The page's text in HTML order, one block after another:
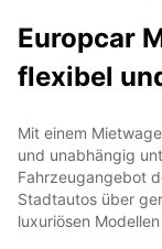
Europcar
flexibel
Mit einem
und unabhängig
Fahrzeugangebot
Stadtautos über
luxuriösen